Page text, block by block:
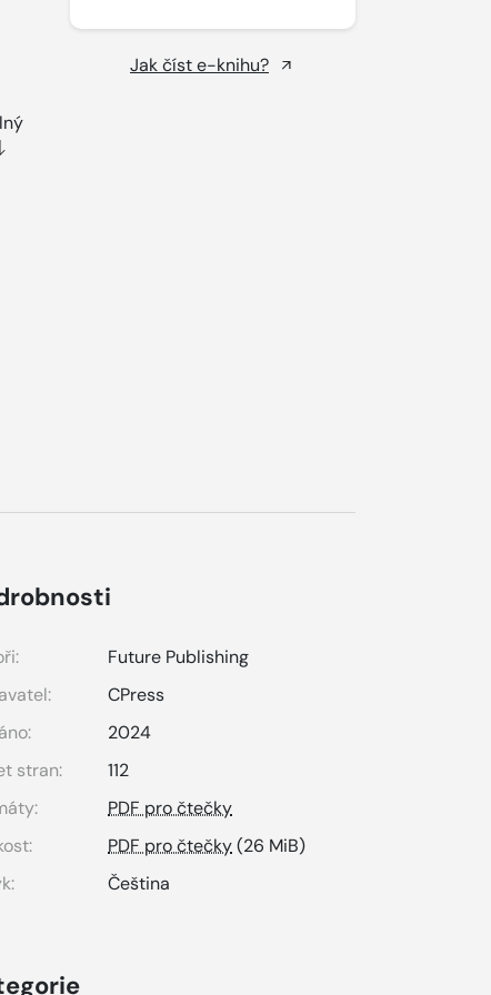
Jak číst e-knihu?
Future Publishing
CPress
2024
stran:
112
PDF pro čtečky
PDF pro čtečky(26 MiB)
Čeština